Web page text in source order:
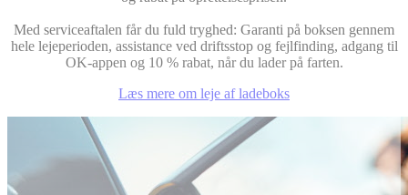
Med serviceaftalen får du fuld tryghed: Garanti på boksen gennem
hele lejeperioden, assistance ved driftsstop og fejlfinding, adgang til
OK-appen og 10 % rabat, når du lader på farten.
Læs mere om leje af ladeboks